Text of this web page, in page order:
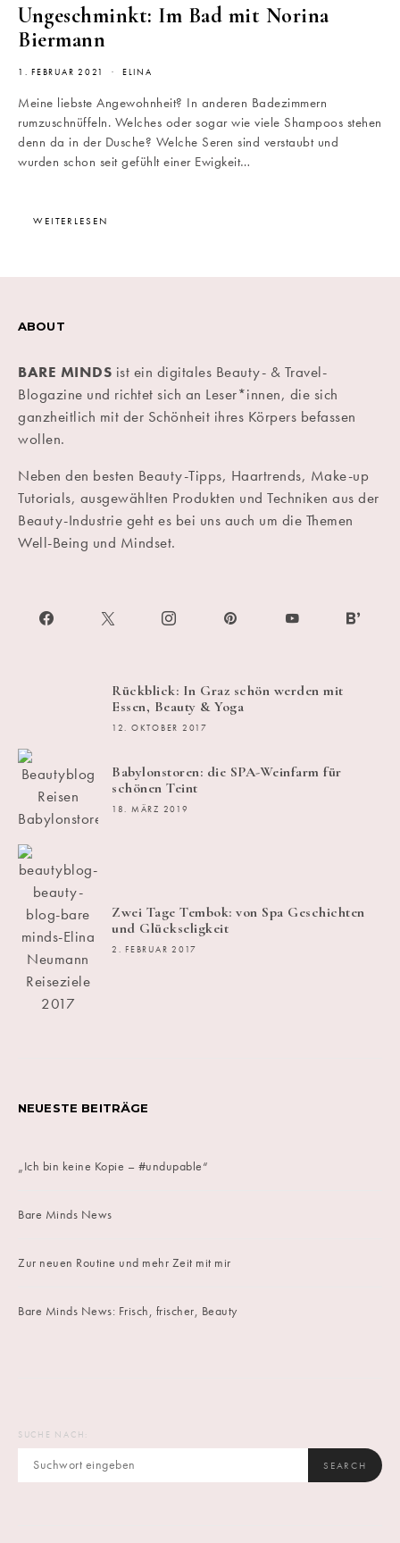
Ungeschminkt: Im Bad mit Norina
Biermann
1. FEBRUAR 2021 ELINA
Meine liebste Angewohnheit? In anderen Badezimmern
rumzuschnüffeln. Welches oder sogar wie viele Shampoos stehen
denn da in der Dusche? Welche Seren sind verstaubt und
wurden schon seit gefühlt einer Ewigkeit…
WEITERLESEN
ABOUT
BARE MINDS ist ein digitales Beauty- & Travel-
Blogazine und richtet sich an Leser*innen, die sich
ganzheitlich mit der Schönheit ihres Körpers befassen
wollen.
Neben den besten Beauty-Tipps, Haartrends, Make-up
Tutorials, ausgewählten Produkten und Techniken aus der
Beauty-Industrie geht es bei uns auch um die Themen
Well-Being und Mindset.
Rückblick: In Graz schön werden mit
Essen, Beauty & Yoga
12. OKTOBER 2017
Babylonstoren: die SPA-Weinfarm für
schönen Teint
18. MÄRZ 2019
Zwei Tage Tembok: von Spa Geschichten
und Glückseligkeit
2. FEBRUAR 2017
NEUESTE BEITRÄGE
„Ich bin keine Kopie – #undupable“
Bare Minds News
Zur neuen Routine und mehr Zeit mit mir
Bare Minds News: Frisch, frischer, Beauty
SUCHE NACH:
SEARCH